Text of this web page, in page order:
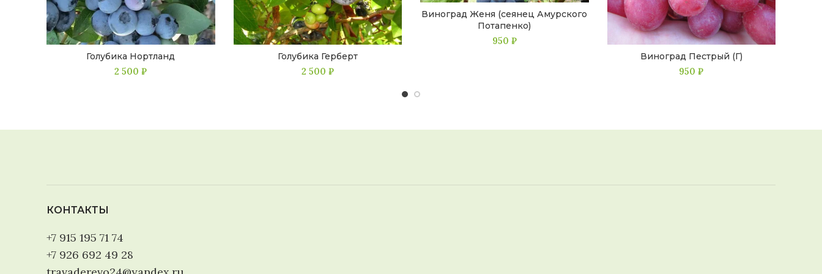
Голубика Нортланд
2 500₽
Голубика Герберт
2 500 ₽
Виноград Женя (сеянец Амурского
Потапенко)
950 ₽
Виноград Пестрый (Г)
950₽
КОНТАКТЫ
+7 915 195 71 74
+7 926 692 49 28